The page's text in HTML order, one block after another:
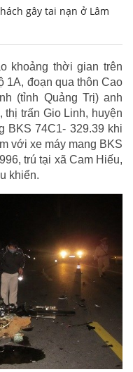
gây tai nạn ở Lâm
khoảng thời gian trên
1A, đoạn qua thôn Cao
(tỉnh Quảng Trị) anh
thị trấn Gio Linh, huyện
BKS 74C1- 329.39 khi
với xe máy mang BKS
trú tại xã Cam Hiếu,
khiển.